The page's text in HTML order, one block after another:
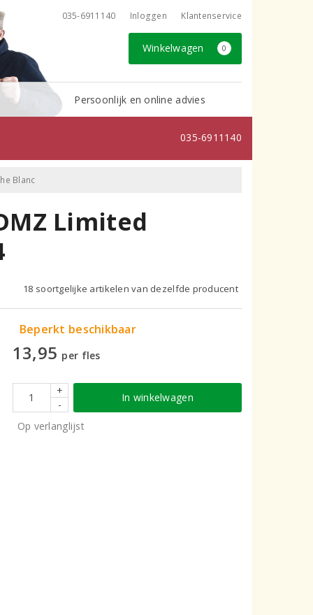
035-6911140 Inloggen Klantenservice
Winkelwagen 0
Persoonlijk en online advies
035-6911140
Blanc
Limited
18 soortgelijke artikelen van dezelfde producent
Beperkt beschikbaar
13,95 per fles
+
-
In winkelwagen
Op verlanglijst